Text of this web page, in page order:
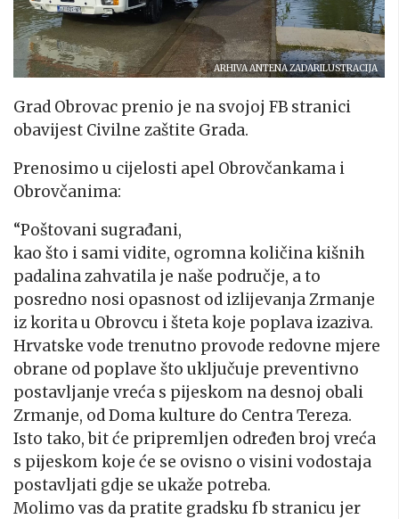
ARHIVA ANTENA ZADARILUSTRACIJA
Grad Obrovac prenio je na svojoj FB stranici
obavijest Civilne zaštite Grada.
Prenosimo u cijelosti apel Obrovčankama i
Obrovčanima:
“Poštovani sugrađani,
kao što i sami vidite, ogromna količina kišnih
padalina zahvatila je naše područje, a to
posredno nosi opasnost od izlijevanja Zrmanje
iz korita u Obrovcu i šteta koje poplava izaziva.
Hrvatske vode trenutno provode redovne mjere
obrane od poplave što uključuje preventivno
postavljanje vreća s pijeskom na desnoj obali
Zrmanje, od Doma kulture do Centra Tereza.
Isto tako, bit će pripremljen određen broj vreća
s pijeskom koje će se ovisno o visini vodostaja
postavljati gdje se ukaže potreba.
Molimo vas da pratite gradsku fb stranicu jer